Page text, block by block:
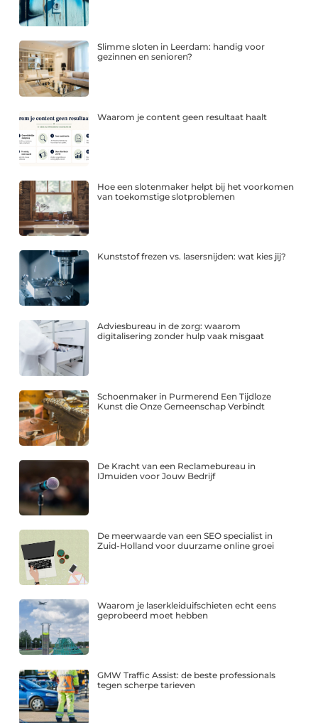
Slimme sloten in Leerdam: handig voor
gezinnen en senioren?
Waarom je content geen resultaat haalt
Hoe een slotenmaker helpt bij het voorkomen
van toekomstige slotproblemen
Kunststof frezen vs. lasersnijden: wat kies jij?
Adviesbureau in de zorg: waarom
digitalisering zonder hulp vaak misgaat
Schoenmaker in Purmerend Een Tijdloze
Kunst die Onze Gemeenschap Verbindt
De Kracht van een Reclamebureau in
IJmuiden voor Jouw Bedrijf
De meerwaarde van een SEO specialist in
Zuid-Holland voor duurzame online groei
Waarom je laserkleiduifschieten echt eens
geprobeerd moet hebben
GMW Traffic Assist: de beste professionals
tegen scherpe tarieven